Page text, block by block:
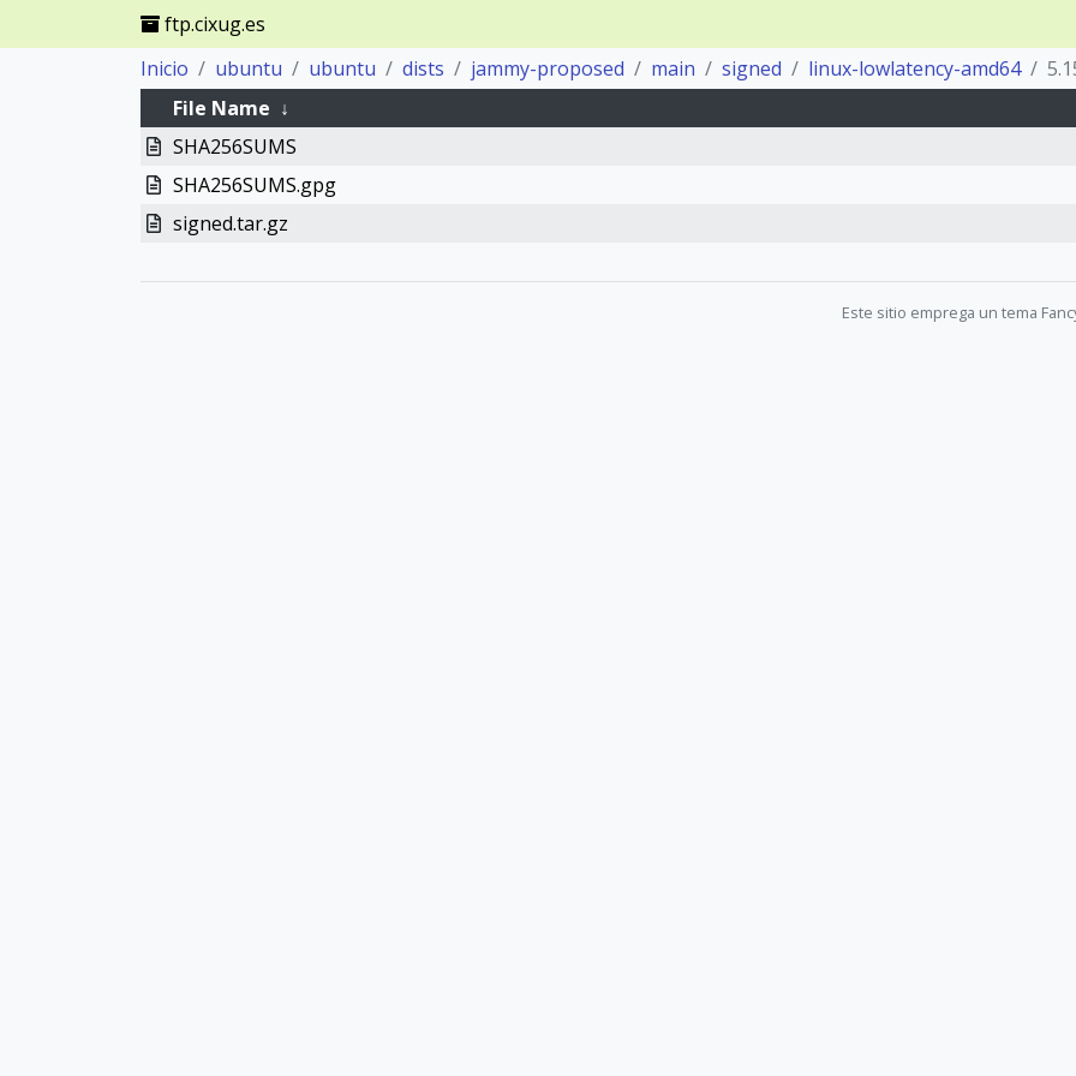
ftp.cixug.es
Inicio
ubuntu ubuntu dists jammy-proposed main signed linux-lowlatency-amd64
File Name ↓
SHA256SUMS
SHA256SUMS.gpg
signed.tar.gz
Este sitio emprega un tema